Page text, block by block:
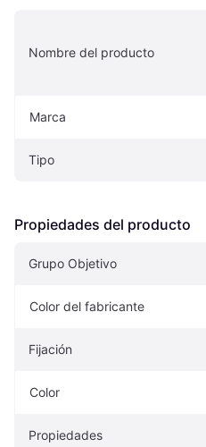
Nombre del producto
Marca
Tipo
Propiedades del producto
Grupo Objetivo
Color del fabricante
Fijación
Color
Propiedades